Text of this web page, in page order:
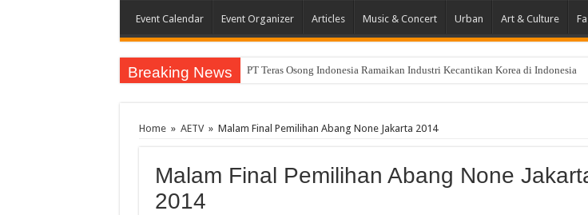
Event Calendar Event Organizer Articles Music & Concert Urban Art & Culture
Breaking News PT Teras Osong Indonesia Ramaikan Industri Kecantikan Korea di Indonesia
Gun N’ Roses Kembali Guncang Jakarta!
Be3 “Dua Lima”
Home » AETV » Malam Final Pemilihan Abang None Jakarta 2014
Malam Final Pemilihan Abang None
2014